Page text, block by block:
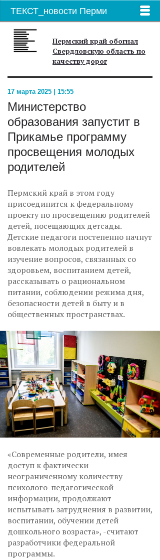
ТЕКСТ_новости Перми
Пермский край обогнал
Свердловскую область по
качеству дорог
17 марта 2025 | 15:55
Министерство
образования запустит в
Прикамье программу
просвещения молодых
родителей
Пермский край в этом году
присоединится к федеральному
проекту по просвещению родителей
детей, посещающих детсады.
Детские педагоги постепенно начнут
вовлекать молодых родителей в
изучение вопросов, связанных со
здоровьем, воспитанием детей,
рассказывать о рациональном
питании, соблюдении режима дня,
безопасности детей в быту и в
общественных пространствах.
«Современные родители, имея
доступ к фактически
неограниченному количеству
психолого-педагогической
информации, продолжают
испытывать затруднения в развитии,
воспитании, обучении детей
дошкольного возраста», -считают
разработчики федеральной
программы.